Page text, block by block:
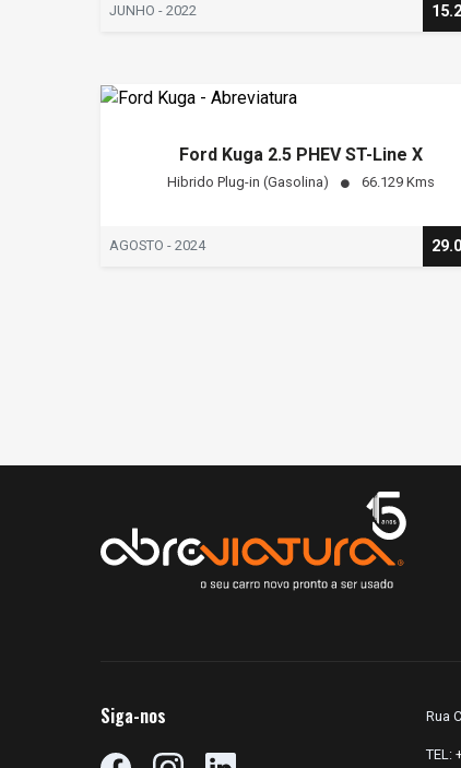
JUNHO - 2022
Ford Kuga 2.5 PHEV ST-Line X
Hibrido Plug-in (Gasolina) 66.129 Kms
AGOSTO - 2024
Siga-nos Rua
TEL: